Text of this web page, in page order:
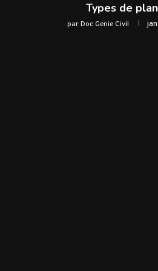
Types de
parDoc Genie Civil